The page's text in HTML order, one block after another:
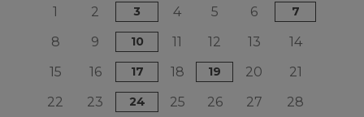
1
2 3 4 5 6 7
8 9 10 11 12 13
14
15
16 17 18 19 20
21
22
23 24 25 26 27
28